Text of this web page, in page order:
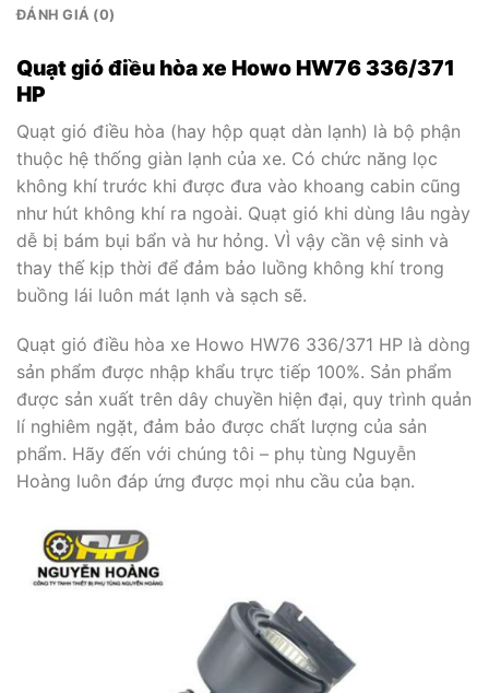
ĐÁNH GIÁ (0)
Quạt gió điều hòa xe Howo HW76 336/371
HP
Quạt gió điều hòa (hay hộp quạt dàn lạnh) là bộ phận
thuộc hệ thống giàn lạnh của xe. Có chức năng lọc
không khí trước khi được đưa vào khoang cabin cũng
như hút không khí ra ngoài. Quạt gió khi dùng lâu ngày
dễ bị bám bụi bẩn và hư hỏng. VÌ vậy cần vệ sinh và
thay thế kịp thời để đảm bảo luồng không khí trong
buồng lái luôn mát lạnh và sạch sẽ.
Quạt gió điều hòa xe Howo HW76 336/371 HP là dòng
sản phẩm được nhập khẩu trực tiếp 100%. Sản phẩm
được sản xuất trên dây chuyền hiện đại, quy trình quản
lí nghiêm ngặt, đảm bảo được chất lượng của sản
phẩm. Hãy đến với chúng tôi – phụ tùng Nguyễn
Hoàng luôn đáp ứng được mọi nhu cầu của bạn.